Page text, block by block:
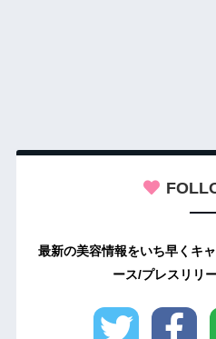
最新の美容情報をいち早くキ
ース/プレスリリ